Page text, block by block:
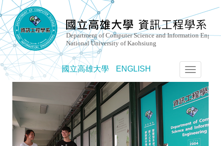
國立高雄大學 ENGLISH
選
單
切
換